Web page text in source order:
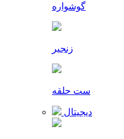
گوشواره
زنجیر
ست حلقه
دیجیتال